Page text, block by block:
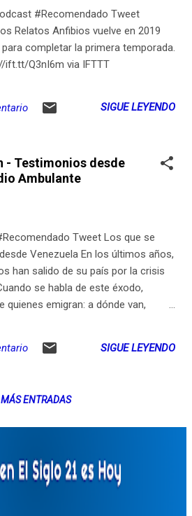
#Recomendado Tweet
Relatos Anfibios vuelve en 2019
completar la primera temporada.
ift.tt/Q3nI6m via IFTTT
SIGUE LEYENDO
- Testimonios desde
Ambulante
Tweet Los que se
Venezuela En los últimos años,
han salido de su país por la crisis
se habla de este éxodo,
quienes emigran: a dónde van,
de algunos de ellos.
SIGUE LEYENDO
MÁS ENTRADAS